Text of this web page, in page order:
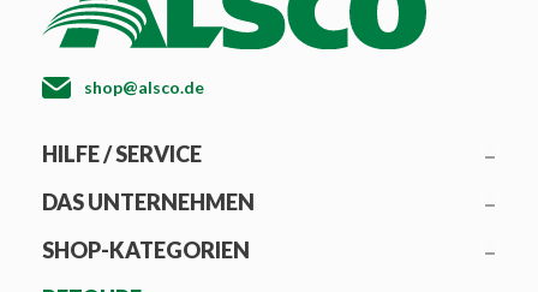
shop@alsco.de
HILFE / SERVICE
DAS UNTERNEHMEN
SHOP-KATEGORIEN